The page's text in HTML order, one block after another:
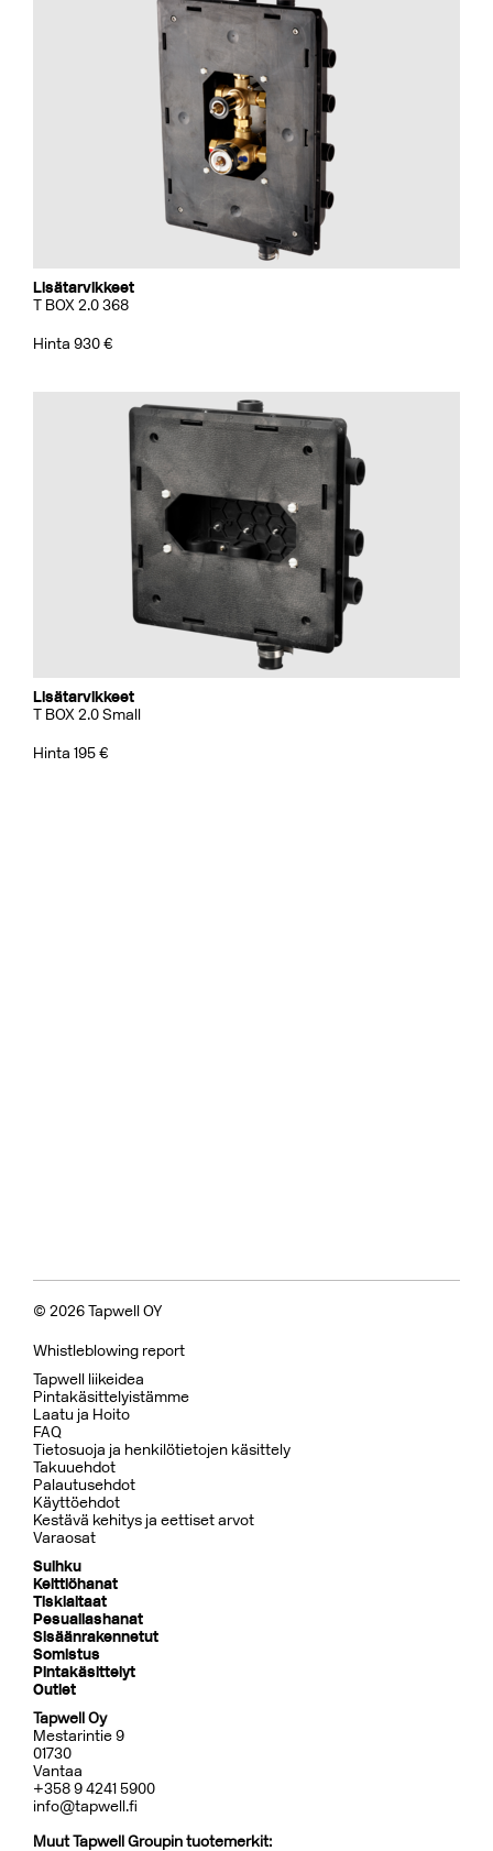
Lisätarvikkeet
T BOX 2.0 368
Hinta 930 €
Lisätarvikkeet
T BOX 2.0 Small
Hinta 195 €
© 2026 Tapwell OY
Whistleblowing report
Tapwell liikeidea
Pintakäsittelyistämme
Laatu ja Hoito
FAQ
Tietosuoja ja henkilötietojen käsittely
Takuuehdot
Palautusehdot
Käyttöehdot
Kestävä kehitys ja eettiset arvot
Varaosat
Suihku
Keittiöhanat
Tiskialtaat
Pesuallashanat
Sisäänrakennetut
Somistus
Pintakäsittelyt
Outlet
Tapwell Oy
Mestarintie 9
01730
Vantaa
+358 9 4241 5900
info@tapwell.fi
Muut Tapwell Groupin tuotemerkit: